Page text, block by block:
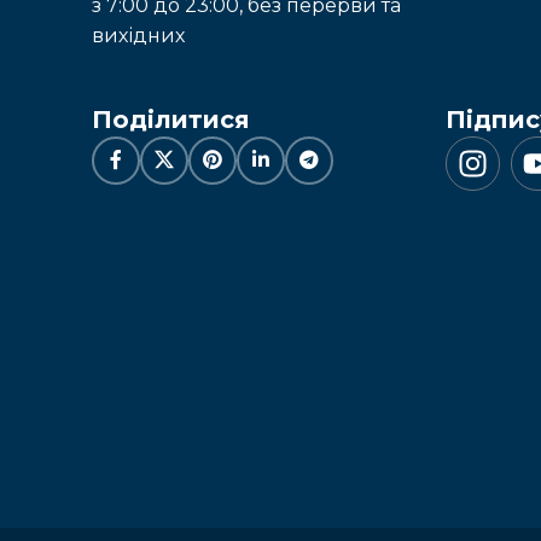
з 7:00 до 23:00, без перерви та
вихідних
Поділитися